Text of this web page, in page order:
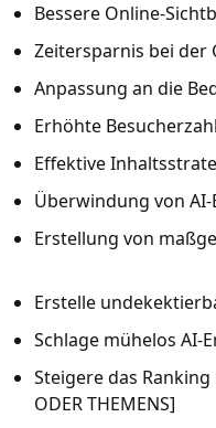
Bessere Online-
Zeitersparnis bei der
Anpassung an die
Erhöhte
Effektive
Überwindung von
Erstellung von
Erstelle
Schlage mühelos
Steigere das Ranking
ODER THEMENS]